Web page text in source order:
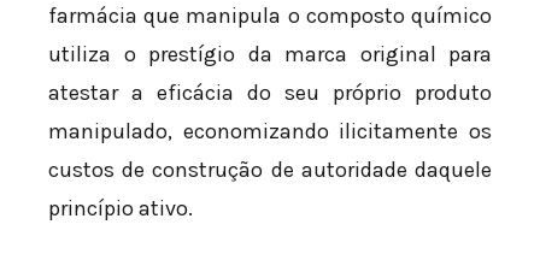
farmácia que manipula o composto químico
utiliza o prestígio da marca original para
atestar a eficácia do seu próprio produto
manipulado, economizando ilicitamente os
custos de construção de autoridade daquele
princípio ativo.